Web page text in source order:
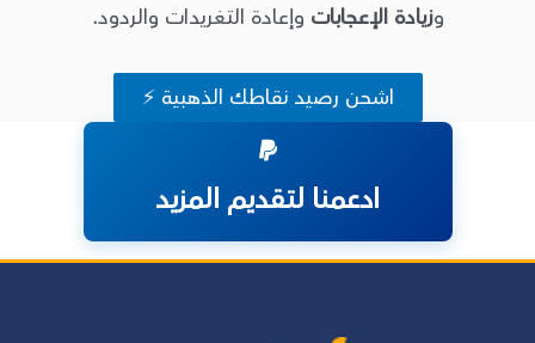
وزيادة الإعجابات وإعادة التغريدات والردود.
اشحن رصيد نقاطك الذهبية ⚡
ادعمنا لتقديم المزيد